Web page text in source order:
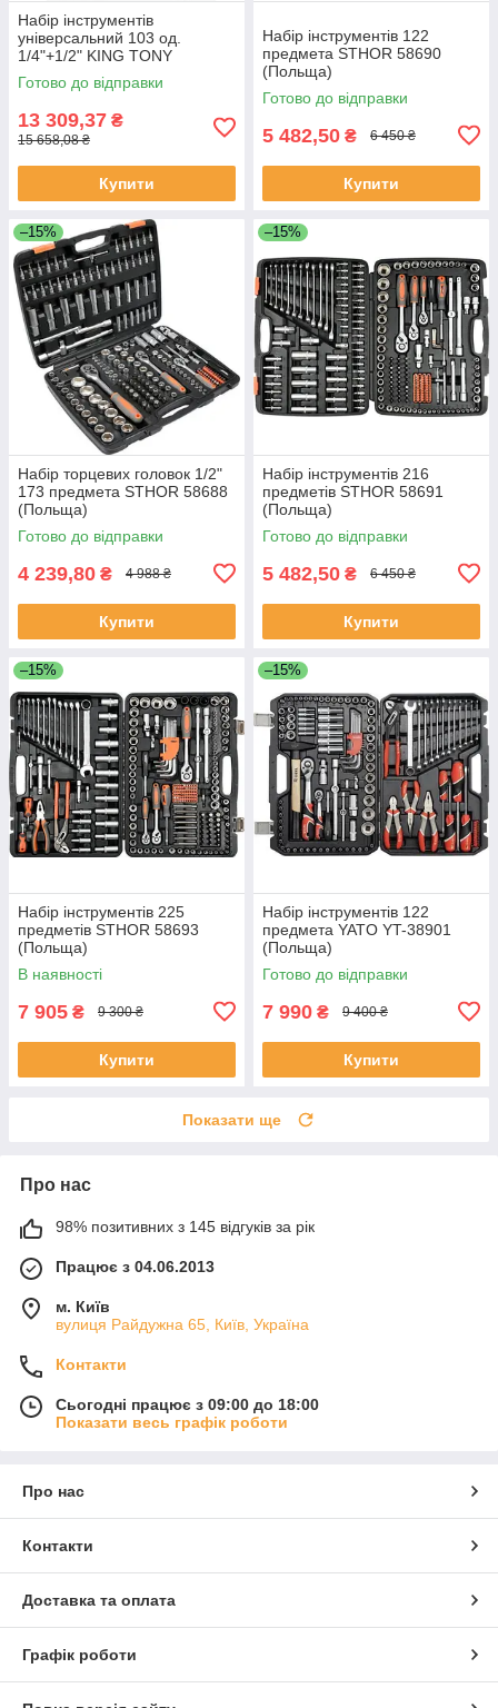
Набір інструментів
універсальний 103 од.
1/4"+1/2" KING TONY
7503MR (Тайвань)
Готово до відправки
13 309,37 ₴
15 658,08 ₴
Купити
Набір інструментів 122
предмета STHOR 58690
(Польща)
Готово до відправки
5 482,50 ₴ 6 450 ₴
Купити
–15%
Набір торцевих головок 1/2"
173 предмета STHOR 58688
(Польща)
Готово до відправки
4 239,80 ₴ 4 988 ₴
Купити
–15%
Набір інструментів 216
предметів STHOR 58691
(Польща)
Готово до відправки
5 482,50 ₴ 6 450 ₴
Купити
–15%
Набір інструментів 225
предметів STHOR 58693
(Польща)
В наявності
7 905 ₴ 9 300 ₴
Купити
–15%
Набір інструментів 122
предмета YATO YT-38901
(Польща)
Готово до відправки
7 990 ₴ 9 400 ₴
Купити
Показати ще
Про нас
98% позитивних з 145 відгуків за рік
Працює з 04.06.2013
м. Київ
вулиця Райдужна 65, Київ, Україна
Контакти
Сьогодні працює з 09:00 до 18:00
Показати весь графік роботи
Про нас
Контакти
Доставка та оплата
Графік роботи